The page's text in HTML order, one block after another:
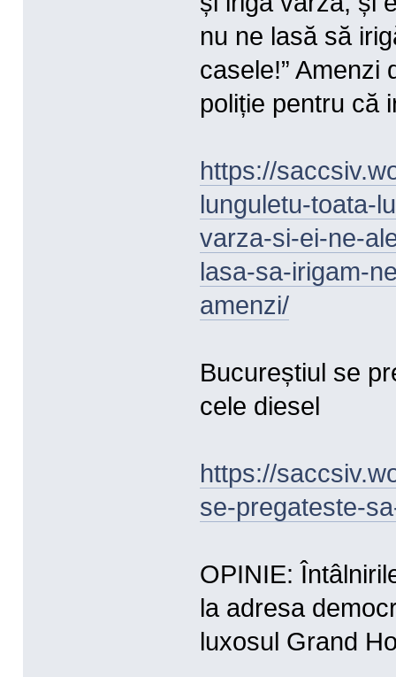
nu ne lasă să
casele!” Amenzi
poliție pentru că
https://
lunguletu-toata-
varza-si-ei-ne-
lasa-sa-irigam-
amenzi/
Bucureștiul se
cele diesel
https://
se-pregateste-
OPINIE:
la adresa
luxosul Grand